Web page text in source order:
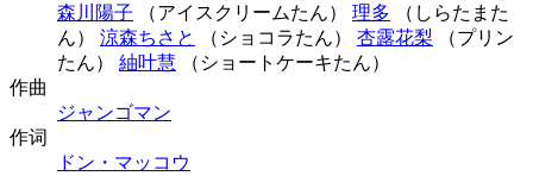
森川陽子 （アイスクリームたん） 理多 （しらたまた
ん） 涼森ちさと （ショコラたん） 杏露花梨 （プリン
たん） 紬叶慧 （ショートケーキたん）
作曲
ジャンゴマン
作词
ドン・マッコウ